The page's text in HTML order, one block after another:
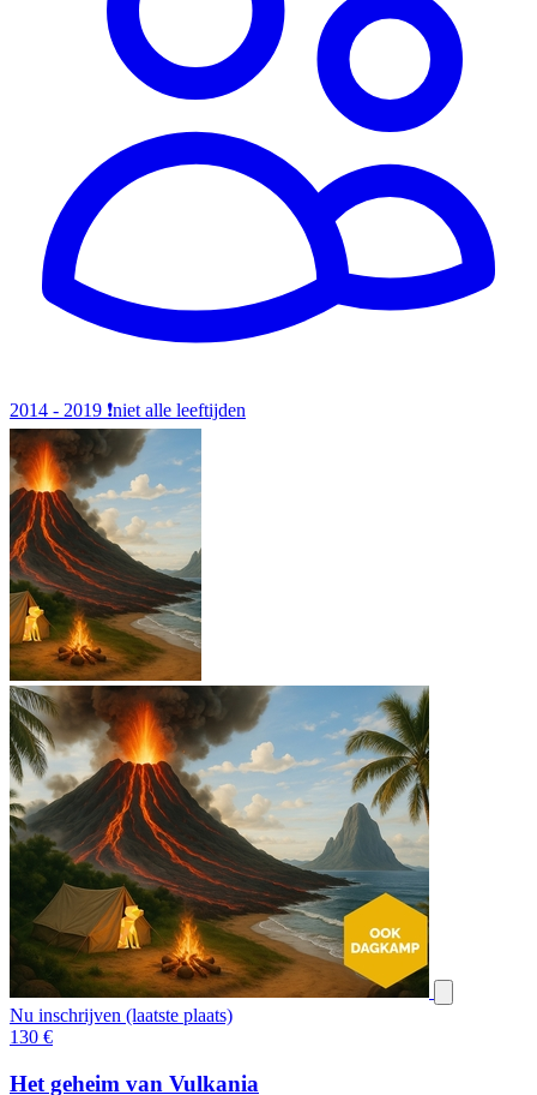
2014 - 2019 ❗️niet alle leeftijden
Nu inschrijven (laatste plaats)
130 €
Het geheim van Vulkania